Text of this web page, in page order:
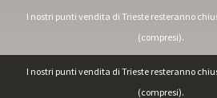
I nostri punti vendita di Trieste resteranno
(compresi).
I nostri punti vendita di Trieste resteranno
(compresi).